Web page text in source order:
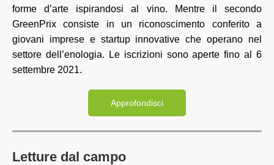
forme d’arte ispirandosi al vino. Mentre il secondo
GreenPrix consiste in un riconoscimento conferito a
giovani imprese e startup innovative che operano nel
settore dell’enologia. Le iscrizioni sono aperte fino al 6
settembre 2021.
Approfondisci
Letture dal campo